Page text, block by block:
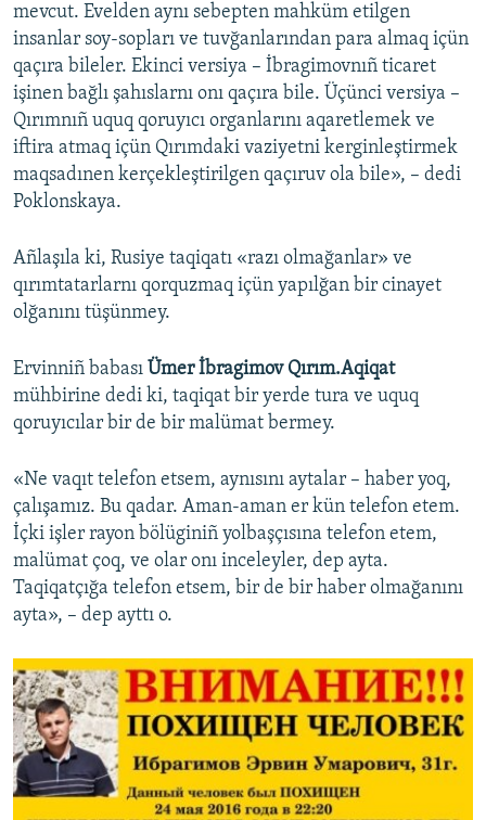
mevcut. Evelden aynı sebepten mahküm etilgen
insanlar soy-sopları ve tuvğanlarından para almaq içün
qaçıra bileler. Ekinci versiya – İbragimovnıñ ticaret
işinen bağlı şahıslarnı onı qaçıra bile. Üçünci versiya –
Qırımnıñ uquq qoruyıcı organlarını aqaretlemek ve
iftira atmaq içün Qırımdaki vaziyetni kerginleştirmek
maqsadınen kerçekleştirilgen qaçıruv ola bile», – dedi
Poklonskaya.
Añlaşıla ki, Rusiye taqiqatı «razı olmağanlar» ve
qırımtatarlarnı qorquzmaq içün yapılğan bir cinayet
olğanını tüşünmey.
Ervinniñ babası Ümer İbragimov Qırım.Aqiqat
mühbirine dedi ki, taqiqat bir yerde tura ve uquq
qoruyıcılar bir de bir malümat bermey.
«Ne vaqıt telefon etsem, aynısını aytalar – haber yoq,
çalışamız. Bu qadar. Aman-aman er kün telefon etem.
İçki işler rayon bölüginiñ yolbaşçısına telefon etem,
malümat çoq, ve olar onı inceleyler, dep ayta.
Taqiqatçığa telefon etsem, bir de bir haber olmağanını
ayta», – dep ayttı o.